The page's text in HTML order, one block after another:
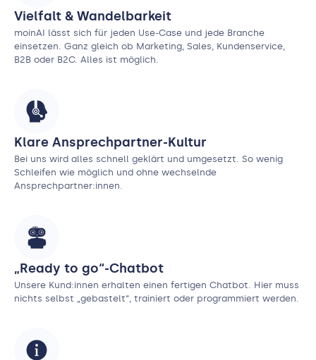
Vielfalt & Wandelbarkeit
moinAI lässt sich für jeden Use-Case und jede Branche
einsetzen. Ganz gleich ob Marketing, Sales, Kundenservice,
B2B oder B2C. Alles ist möglich.
Klare Ansprechpartner-Kultur
Bei uns wird alles schnell geklärt und umgesetzt. So wenig
Schleifen wie möglich und ohne wechselnde
Ansprechpartner:innen.
„Ready to go“-Chatbot
Unsere Kund:innen erhalten einen fertigen Chatbot. Hier muss
nichts selbst „gebastelt“, trainiert oder programmiert werden.